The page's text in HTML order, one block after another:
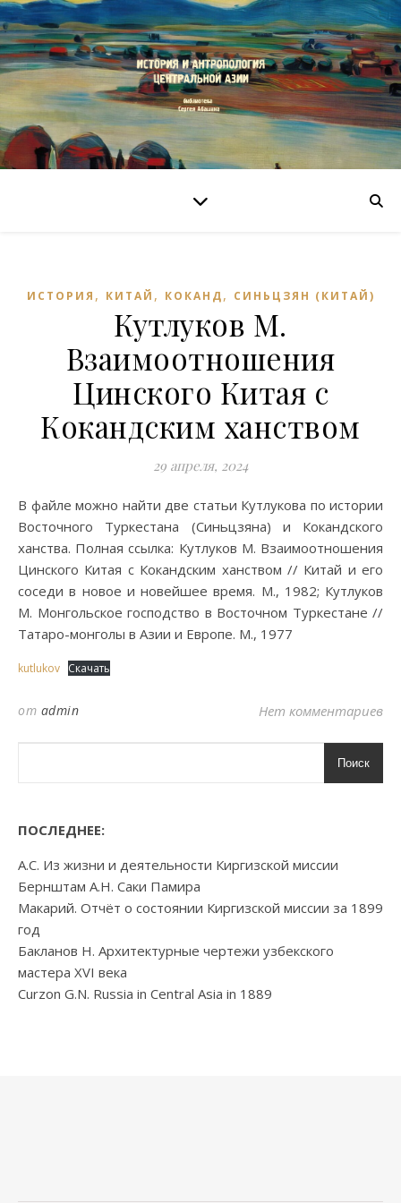
ИСТОРИЯ , КИТАЙ , КОКАНД, СИНЬЦЗЯН (КИТАЙ)
Кутлуков М.
Взаимоотношения
Цинского Китая с
Кокандским ханством
29 апреля, 2024
В файле можно найти две статьи Кутлукова по истории
Восточного Туркестана (Синьцзяна) и Кокандского
ханства. Полная ссылка: Кутлуков М. Взаимоотношения
Цинского Китая с Кокандским ханством // Китай и его
соседи в новое и новейшее время. М., 1982; Кутлуков
М. Монгольское господство в Восточном Туркестане //
Татаро-монголы в Азии и Европе. М., 1977
kutlukov Скачать
от admin Нет комментариев
Поиск
ПОСЛЕДНЕЕ:
А.С. Из жизни и деятельности Киргизской миссии
Бернштам А.Н. Саки Памира
Макарий. Отчёт о состоянии Киргизской миссии за 1899
год
Бакланов Н. Архитектурные чертежи узбекского
мастера XVI века
Curzon G.N. Russia in Central Asia in 1889